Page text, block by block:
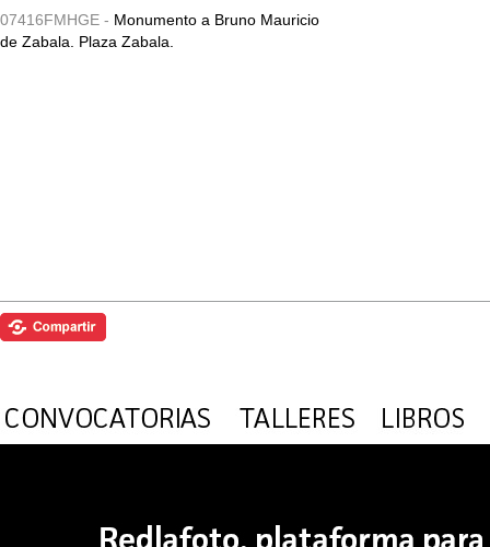
07416FMHGE - Monumento a Bruno Mauricio
de Zabala. Plaza Zabala.